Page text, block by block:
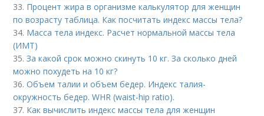
33. Процент жира в организме калькулятор для женщин
по возрасту таблица. Как посчитать индекс массы тела?
34. Масса тела индекс. Расчет нормальной массы тела
(ИМТ)
35.За какой срок можно скинуть 10 кг. За сколько дней
можно похудеть на 10 кг?
36.Объем талии и объем бедер. Индекс талия-
окружность бедер. WHR (waist-hip ratio).
37. Как вычислить индекс массы тела для женщин